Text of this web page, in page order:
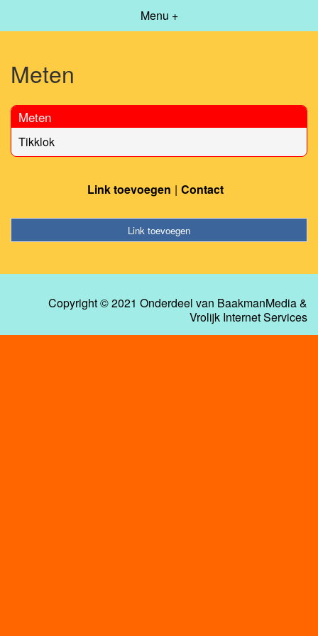
Menu +
Meten
Meten
Tikklok
Link toevoegen Contact
Link toevoegen
Copyright © 2021 Onderdeel van BaakmanMedia&
Vrolijk Internet Services